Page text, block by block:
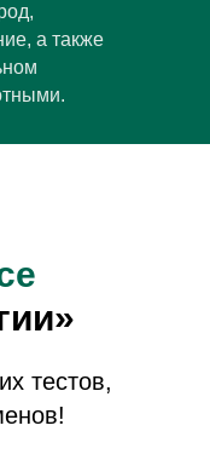
а также
тестов,